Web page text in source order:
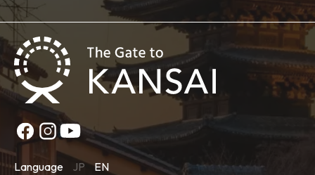
Language JP EN